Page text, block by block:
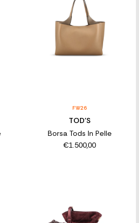
FW26
TOD'S
Borsa Tods In Pelle
€1.500,00